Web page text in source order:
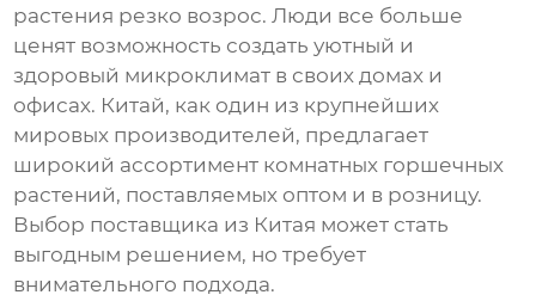
растения резко возрос. Люди все больше
ценят возможность создать уютный и
здоровый микроклимат в своих домах и
офисах. Китай, как один из крупнейших
мировых производителей, предлагает
широкий ассортимент комнатных горшечных
растений, поставляемых оптом и в розницу.
Выбор поставщика из Китая может стать
выгодным решением, но требует
внимательного подхода.